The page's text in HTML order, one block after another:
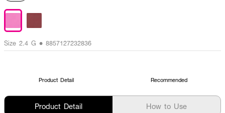
Size 2.4 G • 8857127232836
Product Detail Recommended
Product Detail How to Use